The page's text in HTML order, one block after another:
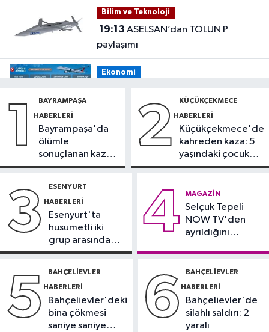
ceza
Bilim ve Teknoloji
19:13
paylaşımı
Ekonomi
milyon yolcu taşıdı
Bilim ve Teknoloji
yeni nesil uydulara taşınıyor
taşınacak
komisyonda
1 BAYRAMPAŞA
HABERLERI
Bayrampaşa'da
ölümle
sonuçlanan kaza:
Sürücü
2 KÜÇÜKÇEKMECE
HABERLERI
Küçükçekmece'de
kahreden kaza: 5
yaşındaki çocuk
yoğun bakımda
3 ESENYURT
HABERLERI
Esenyurt'ta
husumetli iki
grup arasında
silahlı kavga
4 MAGAZIN
Selçuk Tepeli
NOW TV'den
ayrıldığını
5 BAHÇELIEVLER
HABERLERI
Bahçelievler'deki
bina çökmesi
saniye saniye
6 BAHÇELIEVLER
HABERLERI
Bahçelievler'de
silahlı saldırı: 2
yaralı